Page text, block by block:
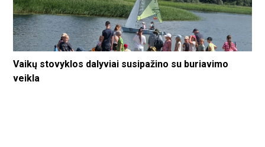
Vaikų stovyklos dalyviai susipažino su buriavimo
veikla